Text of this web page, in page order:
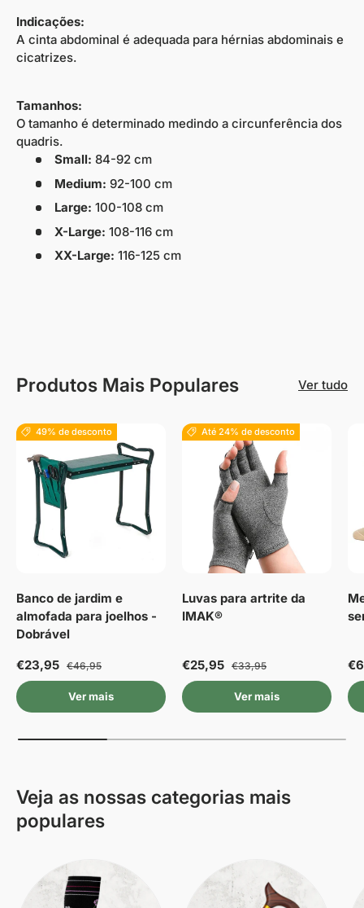
Indicações:
A cinta abdominal é adequada para hérnias abdominais e
cicatrizes.
Tamanhos:
O tamanho é determinado medindo a circunferência dos
quadris.
Small: 84-92 cm
Medium: 92-100 cm
Large: 100-108 cm
X-Large: 108-116 cm
XX-Large: 116-125 cm
Produtos Mais Populares Ver tudo
49% de desconto
Banco de jardim e
almofada para joelhos -
Dobrável
€23,95 €46,95
Ver mais
Até 24% de desconto
Luvas para artrite da
IMAK®
€25,95 €33,95
Ver mais
Veja as nossas categorias mais
populares